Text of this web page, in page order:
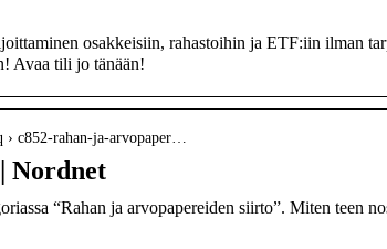
osakkeisiin, rahastoihin ja ETF:iin ilman
Avaa tili jo tänään!
c852-rahan-ja-arvopaper…
Nordnet
“Rahan ja arvopapereiden siirto”. Miten teen